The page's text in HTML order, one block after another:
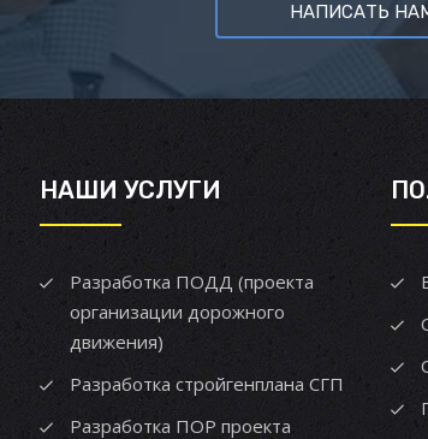
НАПИСАТЬ
НАШИ УСЛУГИ
Разработка ПОДД (проекта
организации дорожного
движения)
Разработка стройгенплана СГП
Разработка ПОР проекта